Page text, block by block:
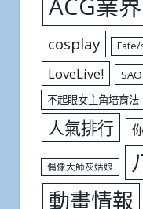
ACG業界
cosplay
LoveLive! SAO
不起眼女主角培育法
人氣排行
偶像大師灰姑娘
動畫情報